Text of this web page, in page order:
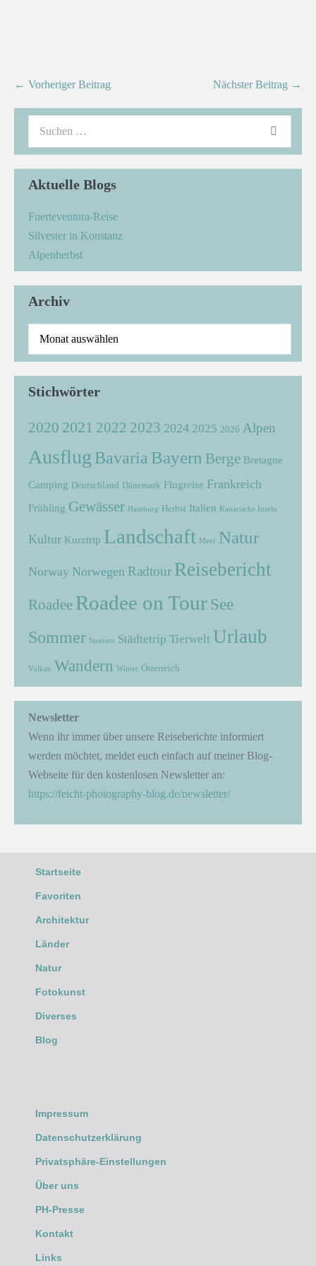
← Vorheriger Beitrag Nächster Beitrag →
Aktuelle Blogs
Fuerteventura-Reise
Silvester in Konstanz
Alpenherbst
Archiv
Stichwörter
2020 2021 2022 2023 2024 2025 2026 Alpen
Ausflug Bavaria Bayern Berge Bretagne
Camping Deutschland Dänemark Flugreise Frankreich
Frühling Gewässer Hamburg Herbst Italien Kanarische Inseln
Kultur Kurztrip Landschaft Meer Natur
Norway Norwegen Radtour Reisebericht
Roadee Roadee on Tour See
Sommer Spanien Städtetrip Tierwelt Urlaub
Vulkan Wandern Winter Österreich
Newsletter
Wenn ihr immer über unsere Reiseberichte informiert
werden möchtet, meldet euch einfach auf meiner Blog-
Webseite für den kostenlosen Newsletter an:
https://feicht-photography-blog.de/newsletter/
Startseite
Favoriten
Architektur
Länder
Natur
Fotokunst
Diverses
Blog
Impressum
Datenschutzerklärung
Privatsphäre-Einstellungen
Über uns
PH-Presse
Kontakt
Links